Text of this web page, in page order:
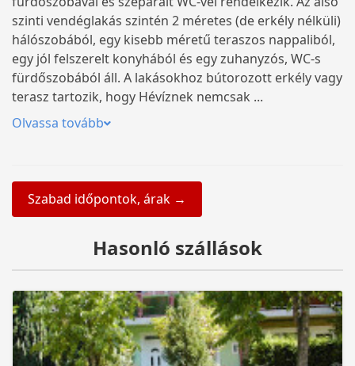
szinti vendéglakás szintén 2 méretes (de erkély nélküli)
hálószobából, egy kisebb méretű teraszos nappaliból,
egy jól felszerelt konyhából és egy zuhanyzós, WC-s
fürdőszobából áll. A lakásokhoz bútorozott erkély vagy
terasz tartozik, hogy Hévíznek nemcsak ...
Olvassa tovább
Szabad időpontok, árak →
Hasonló szállások